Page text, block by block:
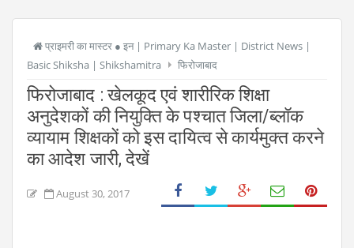
प्राइमरी का मास्टर ● इन | Primary Ka Master | District News |
Basic Shiksha | Shikshamitra
फिरोजाबाद
फिरोजाबाद : खेलकूद एवं शारीरिक शिक्षा
अनुदेशकों की नियुक्ति के पश्चात जिला/ब्लॉक
व्यायाम शिक्षकों को इस दायित्व से कार्यमुक्त करने
का आदेश जारी, देखें
August 30, 2017